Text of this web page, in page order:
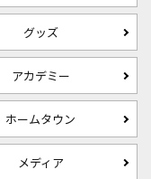
グッズ
アカデミー
ホームタウン
メディア